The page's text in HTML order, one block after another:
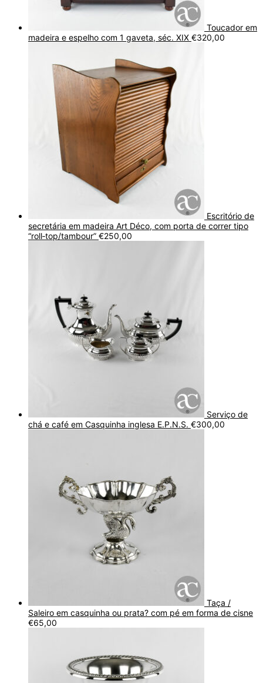
Toucador em
madeira e espelho com 1 gaveta, séc. XIX €320,00
Escritório de
secretária em madeira Art Déco, com porta de correr tipo
“roll‑top/tambour” €250,00
Serviço de
chá e café em Casquinha inglesa E.P.N.S. €300,00
Taça /
Saleiro em casquinha ou prata? com pé em forma de cisne
€65,00